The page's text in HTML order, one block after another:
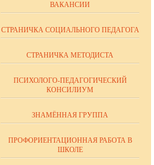
ВАКАНСИИ
СТРАНИЧКА СОЦИАЛЬНОГО ПЕДАГОГА
СТРАНИЧКА МЕТОДИСТА
ПСИХОЛОГО-ПЕДАГОГИЧЕСКИЙ
КОНСИЛИУМ
ЗНАМЁННАЯ ГРУППА
ПРОФОРИЕНТАЦИОННАЯ РАБОТА В
ШКОЛЕ